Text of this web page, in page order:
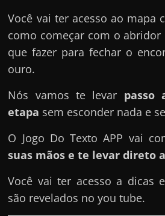
Você vai ter acesso ao mapa
como começar com o
que fazer para fechar o
ouro.
Nós vamos te levar passo
etapa sem esconder nada e
O Jogo Do Texto APP vai
suas mãos e te levar direto
Você vai ter acesso a dicas
são revelados no you tube.